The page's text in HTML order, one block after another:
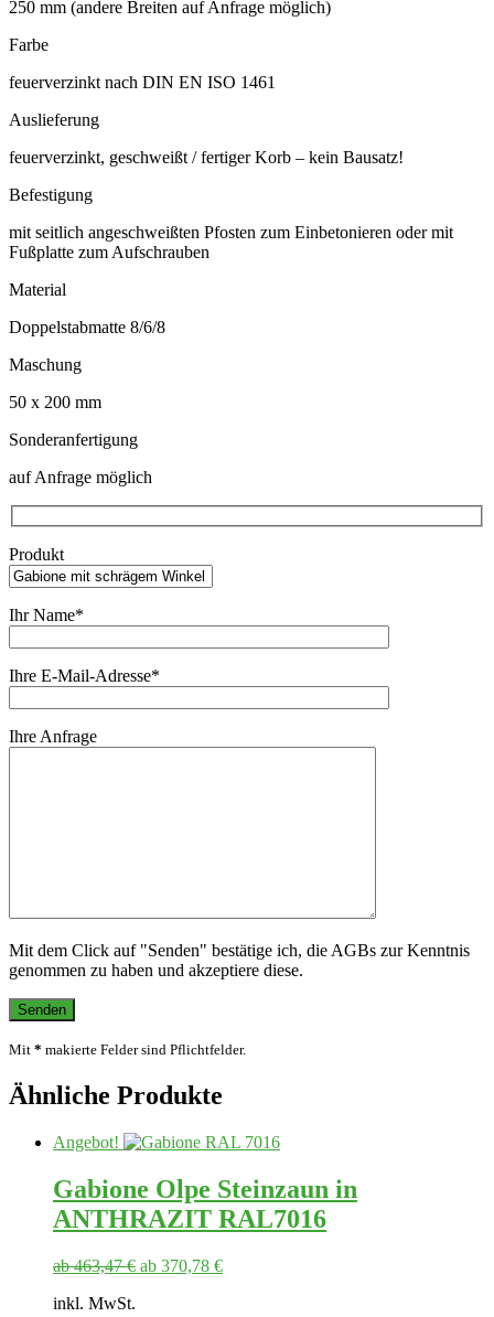
250 mm (andere Breiten auf Anfrage möglich)
Farbe
feuerverzinkt nach DIN EN ISO 1461
Auslieferung
feuerverzinkt, geschweißt / fertiger Korb – kein Bausatz!
Befestigung
mit seitlich angeschweißten Pfosten zum Einbetonieren oder mit
Fußplatte zum Aufschrauben
Material
Doppelstabmatte 8/6/8
Maschung
50 x 200 mm
Sonderanfertigung
auf Anfrage möglich
Produkt
Ihr Name*
Ihre E-Mail-Adresse*
Ihre Anfrage
Mit dem Click auf "Senden" bestätige ich, die AGBs zur Kenntnis
genommen zu haben und akzeptiere diese.
Mit * makierte Felder sind Pflichtfelder.
Ähnliche Produkte
Angebot!
Gabione Olpe Steinzaun in
ANTHRAZIT RAL7016
ab463,47€ ab 370,78 €
inkl. MwSt.